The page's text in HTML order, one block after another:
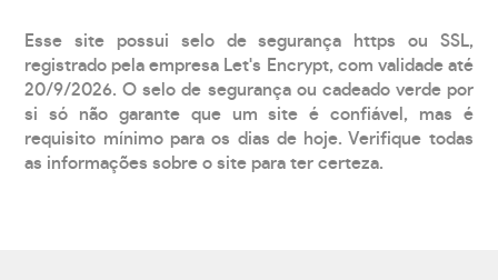
Esse site possui selo de segurança https ou SSL,
registrado pela empresa Let's Encrypt, com validade até
20/9/2026. O selo de segurança ou cadeado verde por
si só não garante que um site é confiável, mas é
requisito mínimo para os dias de hoje. Verifique todas
as informações sobre o site para ter certeza.